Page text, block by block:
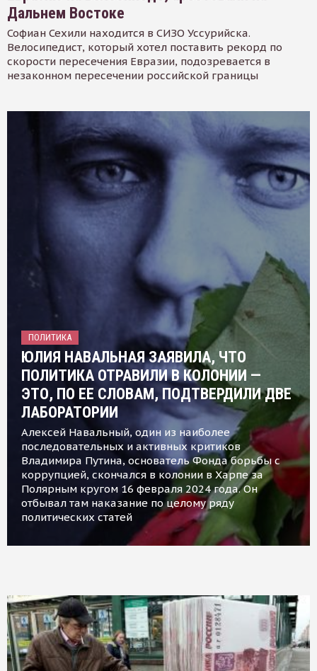
Дальнем Востоке
Софиан Сехили находится в СИЗО Уссурийска.
Велосипедист, который хотел поставить рекорд по
скорости пересечения Евразии, подозревается в
незаконном пересечении российской границы
ПОЛИТИКА
ЮЛИЯ НАВАЛЬНАЯ ЗАЯВИЛА, ЧТО
ПОЛИТИКА ОТРАВИЛИ В КОЛОНИИ —
ЭТО, ПО ЕЕ СЛОВАМ, ПОДТВЕРДИЛИ ДВЕ
ЛАБОРАТОРИИ
Алексей Навальный, один из наиболее
последовательных и активных критиков
Владимира Путина, основатель Фонда борьбы с
коррупцией, скончался в колонии в Харпе за
Полярным кругом 16 февраля 2024 года. Он
отбывал там наказание по целому ряду
политических статей